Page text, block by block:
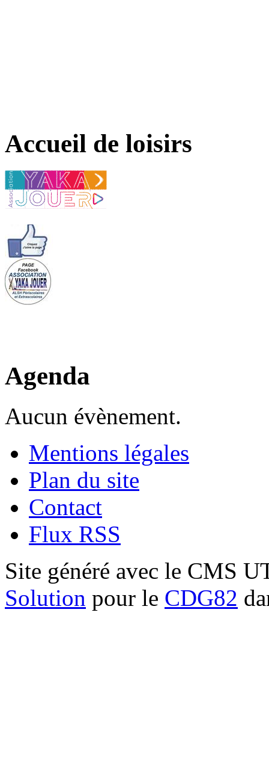
Accueil de loisirs
Agenda
Aucun évènement.
Mentions légales
Plan du site
Contact
Flux RSS
Site généré avec le CMS
Solution pour le CDG82